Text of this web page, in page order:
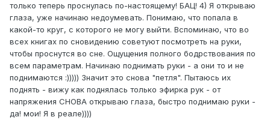
только теперь проснулась по-настоящему! БАЦ! 4) Я открываю
глаза, уже начинаю недоумевать. Понимаю, что попала в
какой-то круг, с которого не могу выйти. Вспоминаю, что во
всех книгах по сновидению советуют посмотреть на руки,
чтобы проснутся во сне. Ощущения полного бодрствования по
всем параметрам. Начинаю поднимать руки - а они то и не
поднимаются :))))) Значит это снова "петля". Пытаюсь их
поднять - вижу как поднялась только эфирка рук - от
напряжения СНОВА открываю глаза, быстро поднимаю руки -
да! мои! Я в реале))))